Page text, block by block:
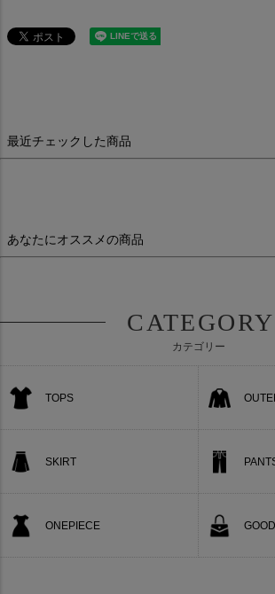
最近チェックした商品
あなたにオススメの商品
CATEGORY
カテゴリー
TOPS
SKIRT
ONEPIECE